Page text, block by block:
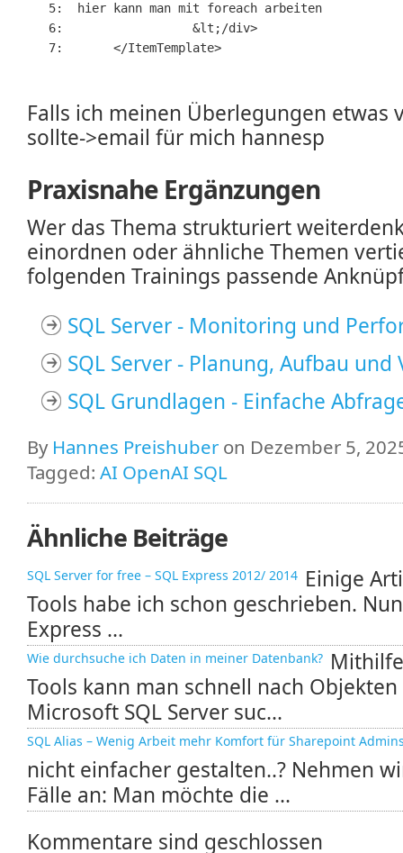
   5:
hier kann man mit foreach arbeiten
   6:
                &
lt ;/div>
   7:
</ItemTemplate>
Falls ich meinen Überlegungen etwas
sollte->email für mich hannesp
Praxisnahe Ergänzungen
Wer das Thema strukturiert
einordnen oder ähnliche Themen
folgenden Trainings passende
SQL Server - Monitoring und
SQL Server - Planung, Aufbau
SQL Grundlagen - Einfache
By Hannes Preishuber on Dezember 5,
Tagged: AI OpenAI SQL
Ähnliche Beiträge
SQL Server for free – SQL Express 2012/ 2014 Einige
Tools habe ich schon geschrieben.
Express ...
Wie durchsuche ich Daten in meiner Datenbank?
Tools kann man schnell nach
Microsoft SQL Server suc...
SQL Alias – Wenig Arbeit mehr Komfort für Sharepoint
nicht einfacher gestalten..? Nehmen
Fälle an: Man möchte die ...
Kommentare sind geschlossen